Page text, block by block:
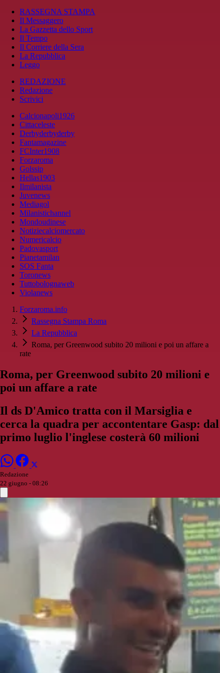
RASSEGNA STAMPA
Il Messaggero
La Gazzetta dello Sport
Il Tempo
Il Corriere della Sera
La Repubblica
Leggo
REDAZIONE
Redazione
Scrivici
Calcionapoli1926
Cittaceleste
Derbyderbyderby
Fantamagazine
FCInter1908
Forzaroma
Golssip
Hellas1903
Ilmilanista
Juvenews
Mediagol
Milanistichannel
Mondoudinese
Notiziecalciomercato
Numericalcio
Padovasport
Pianetamilan
SOS Fanta
Toronews
Tuttobolognaweb
Violanews
Forzaroma.info
Rassegna Stampa Roma
La Repubblica
Roma, per Greenwood subito 20 milioni e poi un affare a
rate
Roma, per Greenwood subito 20 milioni e
poi un affare a rate
Il ds D'Amico tratta con il Marsiglia e
cerca la quadra per accontentare Gasp: dal
primo luglio l'inglese costerà 60 milioni
Redazione
22 giugno - 08:26